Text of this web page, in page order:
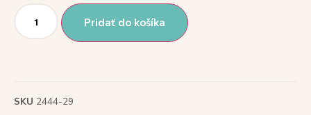
Pridať do košíka
SKU 2444-29